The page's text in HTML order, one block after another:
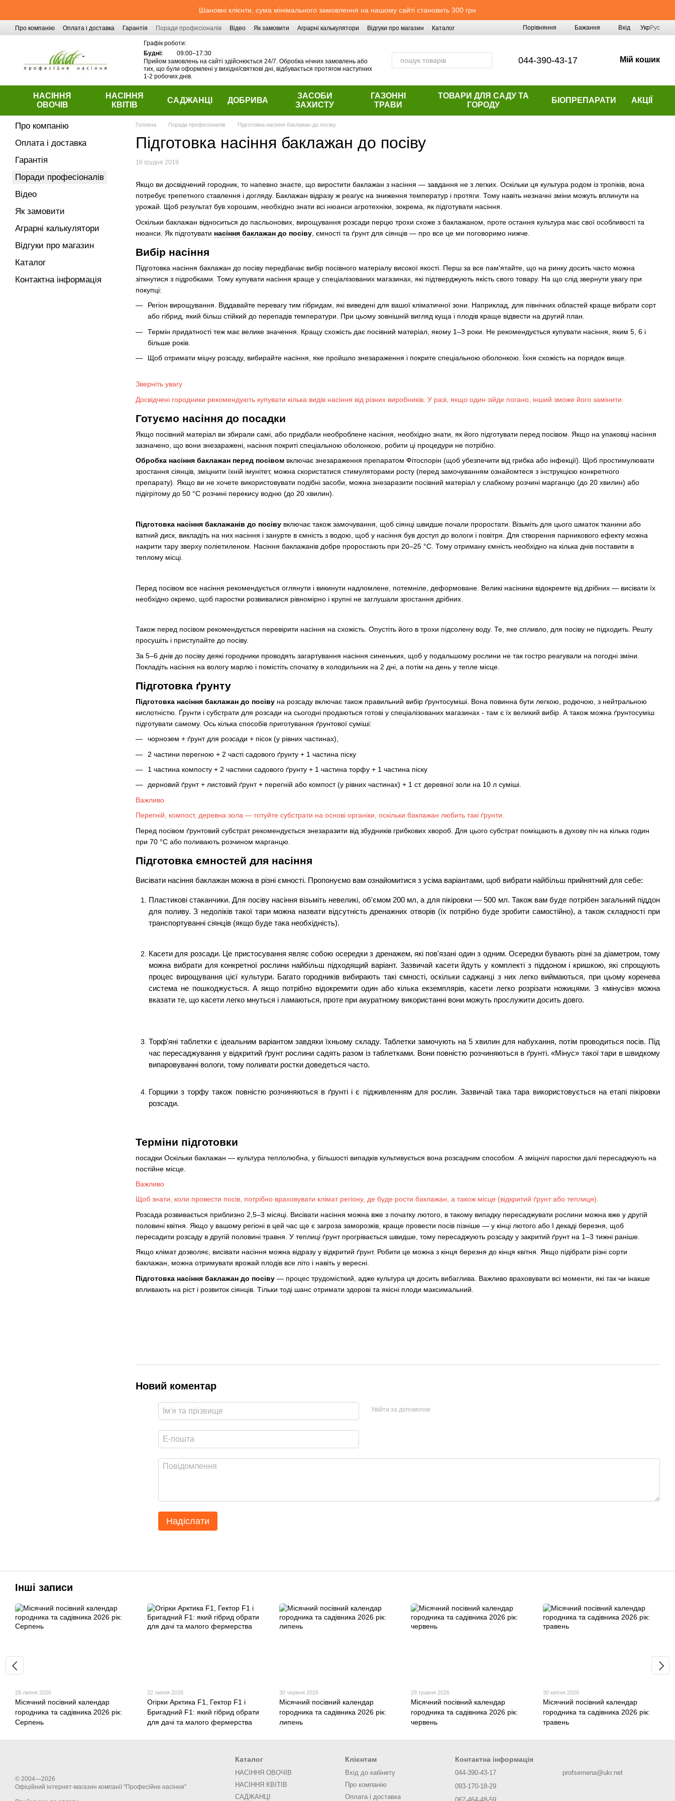
Шановні клієнти, сума мінімального замовлення на нашому сайті становить 300 грн
Про компанію Оплата і доставка Гарантія Поради професіоналів Відео Як замовити Аграрні калькулятори Відгуки про магазин
Каталог
Порівняння Бажання Вхід УкрРус
Графік роботи:
Будні:
09:00–17:30
Прийом замовлень на сайті здійснюється 24/7. Обробка нічних замовлень або
тих, що були оформлені у вихідні/святкові дні, відбувається протягом наступних
1-2 робочих днів.
044-390-43-17 Мій кошик
НАСІННЯ
ОВОЧІВ
НАСІННЯ
КВІТІВ
САДЖАНЦІ ДОБРИВА
ЗАСОБИ
ЗАХИСТУ
ГАЗОННІ
ТРАВИ
ТОВАРИ ДЛЯ САДУ ТА
ГОРОДУ
БІОПРЕПАРАТИ АКЦІЇ
Головна Поради професіоналів Підготовка насіння баклажан до посіву
Підготовка насіння баклажан до посіву
16 грудня 2019
Якщо ви досвідчений городник, то напевно знаєте, що виростити баклажан з насіння — завдання не з легких. Оскільки ця культура родом із тропіків, вона
потребує трепетного ставлення і догляду. Баклажан відразу ж реагує на зниження температур і протяги. Тому навіть незначні зміни можуть вплинути на
урожай. Щоб результат був хорошим, необхідно знати всі нюанси агротехніки, зокрема, як підготувати насіння.
Оскільки баклажан відноситься до пасльонових, вирощування розсади перцю трохи схоже з баклажаном, проте остання культура має свої особливості та
нюанси. Як підготувати насіння баклажан до посіву , ємності та ґрунт для сіянців — про все це ми поговоримо нижче.
Вибір насіння
Підготовка насіння баклажан до посіву передбачає вибір посівного матеріалу високої якості. Перш за все пам'ятайте, що на ринку досить часто можна
зіткнутися з підробками. Тому купувати насіння краще у спеціалізованих магазинах, які підтверджують якість свого товару. На що слід звернути увагу при
покупці:
Регіон вирощування. Віддавайте перевагу тим гібридам, які виведені для вашої кліматичної зони. Наприклад, для північних областей краще вибрати сорт
або гібрид, який більш стійкий до перепадів температури. При цьому зовнішній вигляд куща і плодів краще відвести на другий план.
Термін придатності теж має велике значення. Кращу схожість дає посівний матеріал, якому 1–3 роки. Не рекомендується купувати насіння, яким 5, 6 і
більше років.
Щоб отримати міцну розсаду, вибирайте насіння, яке пройшло знезараження і покрите спеціальною оболонкою. Їхня схожість на порядок вище.
Зверніть увагу
Досвідчені городники рекомендують купувати кілька видів насіння від різних виробників. У разі, якщо один зійде погано, інший зможе його замінити.
Готуємо насіння до посадки
Якщо посівний матеріал ви збирали самі, або придбали необроблене насіння, необхідно знати, як його підготувати перед посівом. Якщо на упаковці насіння
зазначено, що вони знезаражені, насіння покриті спеціальною оболонкою, робити ці процедури не потрібно.
Обробка насіння баклажан перед посівом включає знезараження препаратом Фітоспорін (щоб убезпечити від грибка або інфекції). Щоб простимулювати
зростання сіянців, зміцнити їхній імунітет, можна скористатися стимуляторами росту (перед замочуванням ознайомтеся з інструкцією конкретного
препарату). Якщо ви не хочете використовувати подібні засоби, можна знезаразити посівний матеріал у слабкому розчині марганцю (до 20 хвилин) або
підігрітому до 50 °С розчині перекису водню (до 20 хвилин).
Підготовка насіння баклажанів до посіву включає також замочування, щоб сіянці швидше почали проростати. Візьміть для цього шматок тканини або
ватний диск, викладіть на них насіння і занурте в ємність з водою, щоб у насіння був доступ до вологи і повітря. Для створення парникового ефекту можна
накрити тару зверху поліетиленом. Насіння баклажанів добре проростають при 20–25 °С. Тому отриману ємність необхідно на кілька днів поставити в
теплому місці.
Перед посівом все насіння рекомендується оглянути і викинути надломлене, потемніле, деформоване. Великі насінини відокремте від дрібних — висівати їх
необхідно окремо, щоб паростки розвивалися рівномірно і крупні не заглушали зростання дрібних.
Також перед посівом рекомендується перевірити насіння на схожість. Опустіть його в трохи підсолену воду. Те, яке спливло, для посіву не підходить. Решту
просушіть і приступайте до посіву.
За 5–6 днів до посіву деякі городники проводять загартування насіння синеньких, щоб у подальшому рослини не так гостро реагували на погодні зміни.
Покладіть насіння на вологу марлю і помістіть спочатку в холодильник на 2 дні, а потім на день у тепле місце.
Підготовка ґрунту
Підготовка насіння баклажан до посіву на розсаду включає також правильний вибір ґрунтосуміші. Вона повинна бути легкою, родючою, з нейтральною
кислотністю. Ґрунти і субстрати для розсади на сьогодні продаються готові у спеціалізованих магазинах - там є їх великий вибір. А також можна ґрунтосуміш
підготувати самому. Ось кілька способів приготування ґрунтової суміші:
чорнозем + ґрунт для розсади + пісок (у рівних частинах),
2 частини перегною + 2 часті садового ґрунту + 1 частина піску
1 частина компосту + 2 частини садового ґрунту + 1 частина торфу + 1 частина піску
дерновий ґрунт + листовий ґрунт + перегній або компост (у рівних частинах) + 1 ст. деревної золи на 10 л суміші.
Важливо
Перегній, компост, деревна зола — готуйте субстрати на основі органіки, оскільки баклажан любить такі ґрунти.
Перед посівом ґрунтовий субстрат рекомендується знезаразити від збудників грибкових хвороб. Для цього субстрат поміщають в духову піч на кілька годин
при 70 °С або поливають розчином марганцю.
Підготовка ємностей для насіння
Висівати насіння баклажан можна в різні ємності. Пропонуємо вам ознайомитися з усіма варіантами, щоб вибрати найбільш прийнятний для себе:
Пластикові стаканчики. Для посіву насіння візьміть невеликі, об'ємом 200 мл, а для пікіровки — 500 мл. Також вам буде потрібен загальний піддон
для поливу. З недоліків такої тари можна назвати відсутність дренажних отворів (їх потрібно буде зробити самостійно), а також складності при
транспортуванні сіянців (якщо буде така необхідність).
Касети для розсади. Це пристосування являє собою осередки з дренажем, які пов'язані один з одним. Осередки бувають різні за діаметром, тому
можна вибрати для конкретної рослини найбільш підходящий варіант. Зазвичай касети йдуть у комплекті з піддоном і кришкою, які спрощують
процес вирощування цієї культури. Багато городників вибирають такі ємності, оскільки саджанці з них легко виймаються, при цьому коренева
система не пошкоджується. А якщо потрібно відокремити один або кілька екземплярів, касети легко розрізати ножицями. З «мінусів» можна
вказати те, що касети легко мнуться і ламаються, проте при акуратному використанні вони можуть прослужити досить довго.
Торф'яні таблетки є ідеальним варіантом завдяки їхньому складу. Таблетки замочують на 5 хвилин для набухання, потім проводиться посів. Під
час пересаджування у відкритий ґрунт рослини садять разом із таблетками. Вони повністю розчиняються в ґрунті. «Мінус» такої тари в швидкому
випаровуванні вологи, тому поливати ростки доведеться часто.
Горщики з торфу також повністю розчиняються в ґрунті і є підживленням для рослин. Зазвичай така тара використовується на етапі пікіровки
розсади.
Терміни підготовки
посадки Оскільки баклажан — культура теплолюбна, у більшості випадків культивується вона розсадним способом. А зміцнілі паростки далі пересаджують на
постійне місце.
Важливо
Щоб знати, коли провести посів, потрібно враховувати клімат регіону, де буде рости баклажан, а також місце (відкритий ґрунт або теплиця).
Розсада розвивається приблизно 2,5–3 місяці. Висівати насіння можна вже з початку лютого, в такому випадку пересаджувати рослини можна вже у другій
половині квітня. Якщо у вашому регіоні в цей час ще є загроза заморозків, краще провести посів пізніше — у кінці лютого або І декаді березня, щоб
пересадити розсаду в другій половині травня. У теплиці ґрунт прогрівається швидше, тому пересаджують розсаду у закритий ґрунт на 1–3 тижні раніше.
Якщо клімат дозволяє, висівати насіння можна відразу у відкритий ґрунт. Робити це можна з кінця березня до кінця квітня. Якщо підібрати різні сорти
баклажан, можна отримувати врожай плодів все літо і навіть у вересні.
Підготовка насіння баклажан до посіву — процес трудомісткий, адже культура ця досить вибаглива. Важливо враховувати всі моменти, які так чи інакше
впливають на ріст і розвиток сіянців. Тільки тоді шанс отримати здорові та якісні плоди максимальний.
Новий коментар
Увійти за допомогою
Надіслати
Про компанію
Оплата і доставка
Гарантія
Поради професіоналів
Відео
Як замовити
Аграрні калькулятори
Відгуки про магазин
Каталог
Контактна інформація
Інші записи
28 липня 2026
Місячний посівний календар
городника та садівника 2026 рік:
Серпень
22 липня 2026
Огірки Арктика F1, Гектор F1 і
Бригадний F1: який гібрид обрати
для дачі та малого фермерства
30 червня 2026
Місячний посівний календар
городника та садівника 2026 рік:
липень
29 травня 2026
Місячний посівний календар
городника та садівника 2026 рік:
червень
30 квітня 2026
Місячний посівний календар
городника та садівника 2026 рік:
травень
© 2004—2026
Офіційний інтернет-магазин компанії "Професійне насіння"
Каталог
НАСІННЯ ОВОЧІВ
НАСІННЯ КВІТІВ
САДЖАНЦІ
Клієнтам
Вхід до кабінету
Про компанію
Оплата і доставка
Контактна інформація
044-390-43-17
093-170-18-29
profsemena@ukr.net